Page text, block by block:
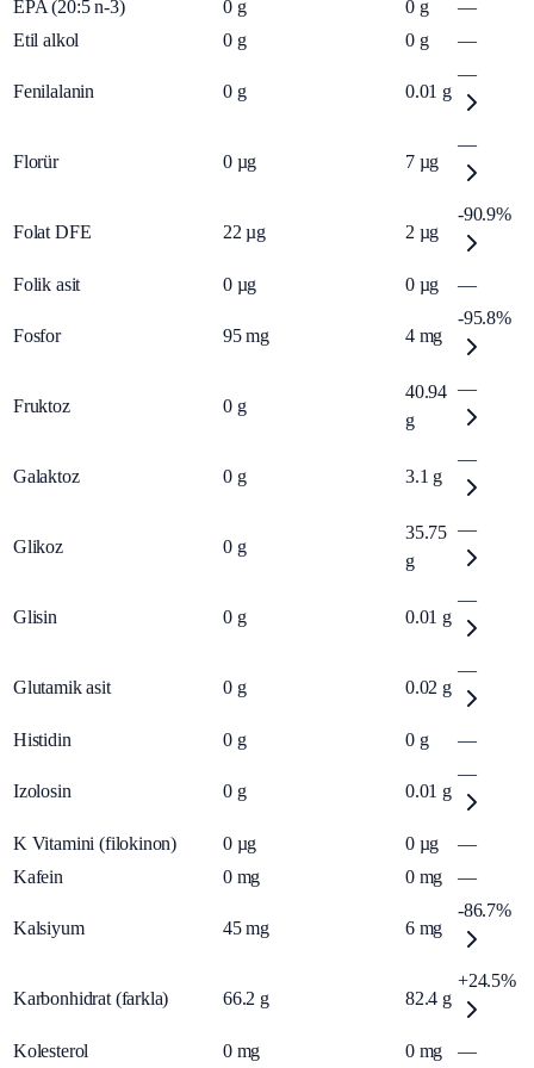
EPA (20:5 n-3) 0 g 0 g
—
Etil alkol
0 g 0 g —
Fenilalanin 0 g 0.01 g
—
Florür 0 µg 7 µg
—
Folat DFE 22 µg 2 µg
-90.9%
Folik asit 0 µg 0 µg —
Fosfor 95 mg 4 mg
-95.8%
Fruktoz 0 g
40.94
g
—
Galaktoz 0 g 3.1 g
—
Glikoz 0 g
35.75
g
—
Glisin 0 g 0.01 g
—
Glutamik asit 0 g 0.02 g
—
Histidin 0 g 0 g —
Izolosin 0 g 0.01 g
—
K Vitamini (filokinon) 0 µg 0 µg
—
Kafein
0 mg 0 mg —
Kalsiyum 45 mg 6 mg
-86.7%
Karbonhidrat (farkla) 66.2 g 82.4 g
+24.5%
Kolesterol 0 mg 0 mg —